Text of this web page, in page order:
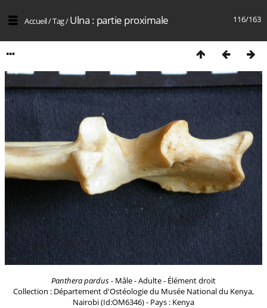
116/163
Accueil/Tag/Ulna : partie proximale
Panthera pardus- Mâle - Adulte - Élément droit
Collection : Département d'Ostéologie du Musée National du Kenya,
Nairobi (Id:OM6346) - Pays : Kenya